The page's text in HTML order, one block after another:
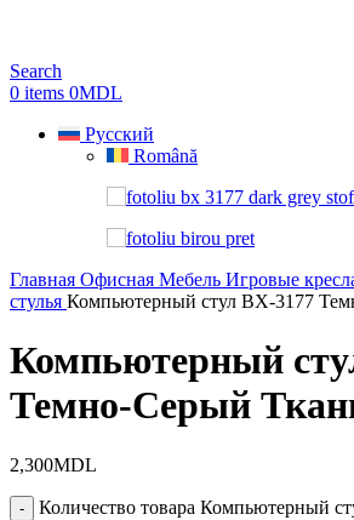
Search
0 items 0MDL
Русский
Română
Главная Офисная Мебель Игровые
стулья Компьютерный стул BХ-3177
Компьютерный
Темно-Серый
2,300MDL
Количество товара Компьютерный